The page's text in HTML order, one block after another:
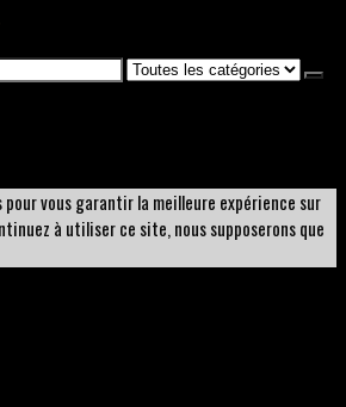
vous garantir la meilleure expérience sur
à utiliser ce site, nous supposerons que